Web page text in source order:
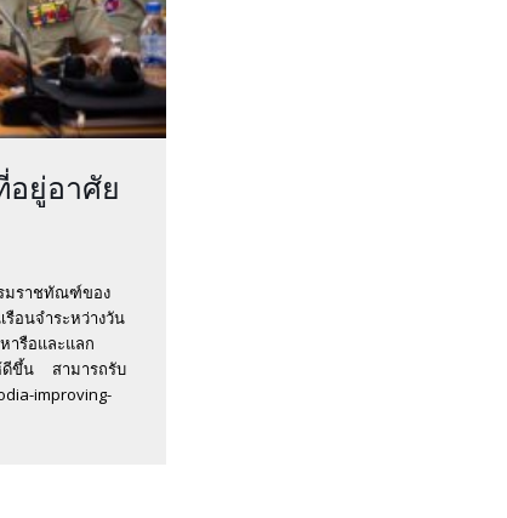
ยู่อาศัย
รมราชทัณฑ์ของ
อนจำระหว่างวัน
ารือและแลก
ห้ดีขึ้น สามารถรับ
improving-